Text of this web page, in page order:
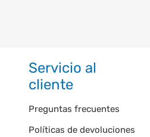
Servicio al
cliente
Preguntas frecuentes
Políticas de devoluciones